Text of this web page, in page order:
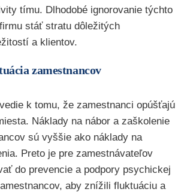
tímu. Dlhodobé ignorovanie týchto
stáť stratu dôležitých
a klientov.
zamestnancov
k tomu, že zamestnanci opúšťajú
Náklady na nábor a zaškolenie
sú vyššie ako náklady na
Preto je pre zamestnávateľov
do prevencie a podpory psychickej
aby znížili fluktuáciu a